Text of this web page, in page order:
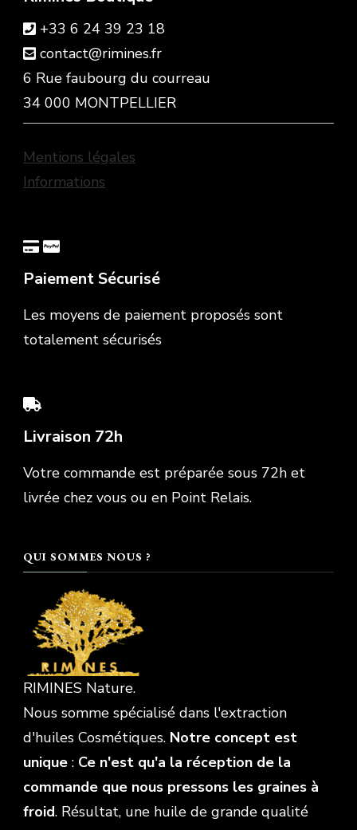
+33 6 24 39 23 18
contact@rimines.fr
6 Rue faubourg du courreau
34 000 MONTPELLIER
Mentions légales
Informations
Paiement Sécurisé
Les moyens de paiement proposés sont
totalement sécurisés
Livraison 72h
Votre commande est préparée sous 72h et
livrée chez vous ou en Point Relais.
QUI SOMMES NOUS ?
RIMINES Nature.
Nous somme spécialisé dans l'extraction
d'huiles Cosmétiques. Notre concept est
unique : Ce n'est qu'a la réception de la
commande que nous pressons les graines à
froid. Résultat, une huile de grande qualité